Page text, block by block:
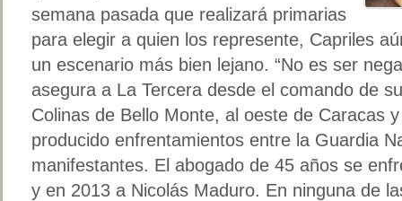
semana pasada que realizará primarias
para elegir a quien los represente, Capriles
un escenario más bien lejano. “No es ser
asegura a La Tercera desde el comando de
Colinas de Bello Monte, al oeste de Caracas
producido enfrentamientos entre la Guardia
manifestantes. El abogado de 45 años se
y en 2013 a Nicolás Maduro. En ninguna de